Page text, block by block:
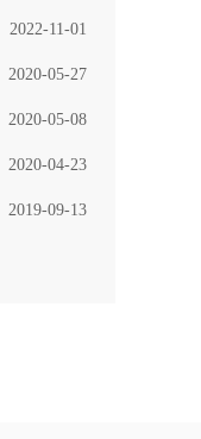
2022-11-01
2020-05-27
2020-05-08
2020-04-23
2019-09-13